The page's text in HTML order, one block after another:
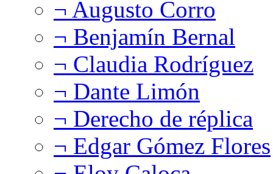
¬ Augusto Corro
¬ Benjamín Bernal
¬ Claudia Rodríguez
¬ Dante Limón
¬ Derecho de réplica
¬ Edgar Gómez Flores